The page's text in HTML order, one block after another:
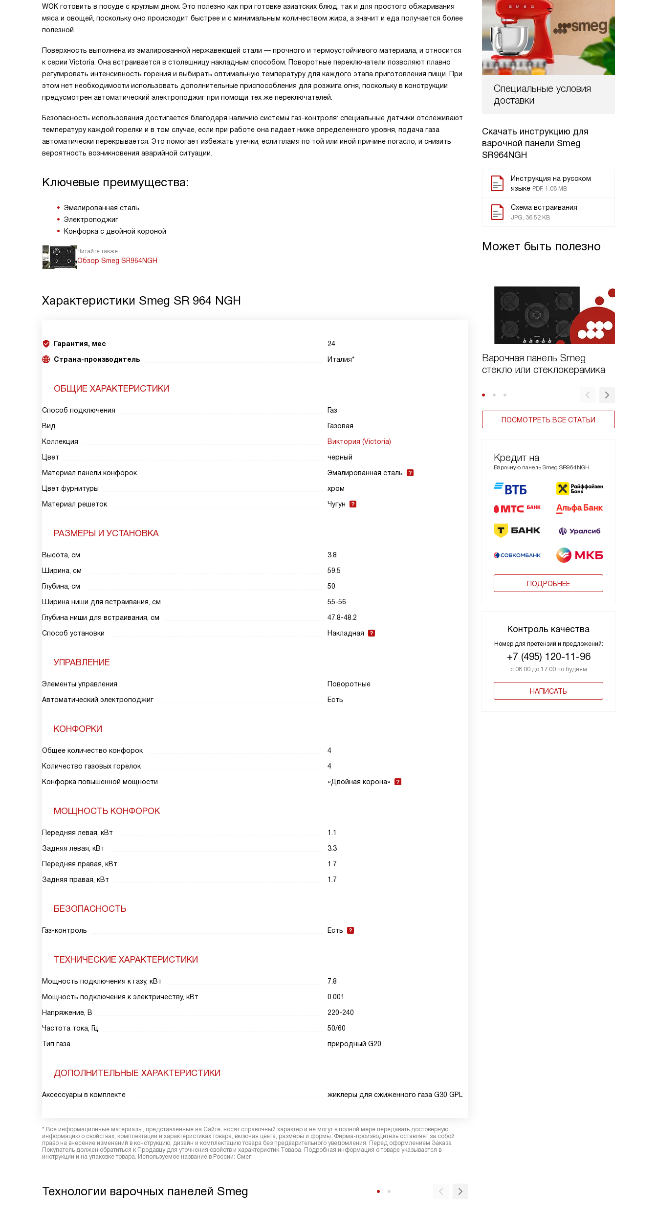
Специальные условия
доставки
Скачать инструкцию для
варочной панели Smeg
SR964NGH
Инструкция на русском
языке PDF, 1.08 MB
Схема встраивания
JPG, 36.52 KB
Может быть полезно
Варочная панель Smeg
стекло или стеклокерамика
ПОСМОТРЕТЬ ВСЕ СТАТЬИ
Кредит на
Варочную панель Smeg SR964NGH
ПОДРОБНЕЕ
Контроль качества
Номер для претензий и предложений:
+7 (495) 120-11-96
с 08:00 до 17:00 по будням
НАПИСАТЬ
WOK готовить в посуде с круглым дном. Это полезно как при готовке азиатских блюд, так и для простого обжаривания
мяса и овощей, поскольку оно происходит быстрее и с минимальным количеством жира, а значит и еда получается более
полезной.
Поверхность выполнена из эмалированной нержавеющей стали — прочного и термоустойчивого материала, и относится
к серии Victoria. Она встраивается в столешницу накладным способом. Поворотные переключатели позволяют плавно
регулировать интенсивность горения и выбирать оптимальную температуру для каждого этапа приготовления пищи. При
этом нет необходимости использовать дополнительные приспособления для розжига огня, поскольку в конструкции
предусмотрен автоматический электроподжиг при помощи тех же переключателей.
Безопасность использования достигается благодаря наличию системы газ-контроля: специальные датчики отслеживают
температуру каждой горелки и в том случае, если при работе она падает ниже определенного уровня, подача газа
автоматически перекрывается. Это помогает избежать утечки, если пламя по той или иной причине погасло, и снизить
вероятность возникновения аварийной ситуации.
Ключевые преимущества:
Эмалированная сталь
Электроподжиг
Конфорка с двойной короной
Читайте также
Обзор Smeg SR964NGH
Характеристики Smeg SR 964 NGH
Гарантия, мес
24
Страна-производитель
Италия*
ОБЩИЕ ХАРАКТЕРИСТИКИ
Способ подключения
Газ
Вид
Газовая
Коллекция
Виктория (Victoria)
Цвет
черный
Материал панели конфорок
Эмалированная сталь
Цвет фурнитуры
хром
Материал решеток
Чугун
РАЗМЕРЫ И УСТАНОВКА
Высота, см
3.8
Ширина, см
59.5
Глубина, см
50
Ширина ниши для встраивания, см
55-56
Глубина ниши для встраивания, см
47.8-48.2
Способ установки
Накладная
УПРАВЛЕНИЕ
Элементы управления
Поворотные
Автоматический электроподжиг
Есть
КОНФОРКИ
Общее количество конфорок
4
Количество газовых горелок
4
Конфорка повышенной мощности
«Двойная корона»
МОЩНОСТЬ КОНФОРОК
Передняя левая, кВт
1.1
Задняя левая, кВт
3.3
Передняя правая, кВт
1.7
Задняя правая, кВт
1.7
БЕЗОПАСНОСТЬ
Газ-контроль Есть
ТЕХНИЧЕСКИЕ ХАРАКТЕРИСТИКИ
Мощность подключения к газу, кВт
7.8
Мощность подключения к электричеству, кВт
0.001
Напряжение, В
220-240
Частота тока, Гц
50/60
Тип газа
природный G20
ДОПОЛНИТЕЛЬНЫЕ ХАРАКТЕРИСТИКИ
Аксессуары в комплекте жиклеры для сжиженного газа G30 GPL
* Все информационные материалы, представленные на Сайте, носят справочный характер и не могут в полной мере передавать достоверную
информацию о свойствах, комплектации и характеристиках товара, включая цвета, размеры и формы. Фирма-производитель оставляет за собой
право на внесение изменений в конструкцию, дизайн и комплектацию товара без предварительного уведомления. Перед оформлением Заказа
Покупатель должен обратиться к Продавцу для уточнения свойств и характеристик Товара. Подробная информация о товаре указывается в
инструкции и на упаковке товара. Используемое название в России: Смег
Технологии варочных панелей Smeg